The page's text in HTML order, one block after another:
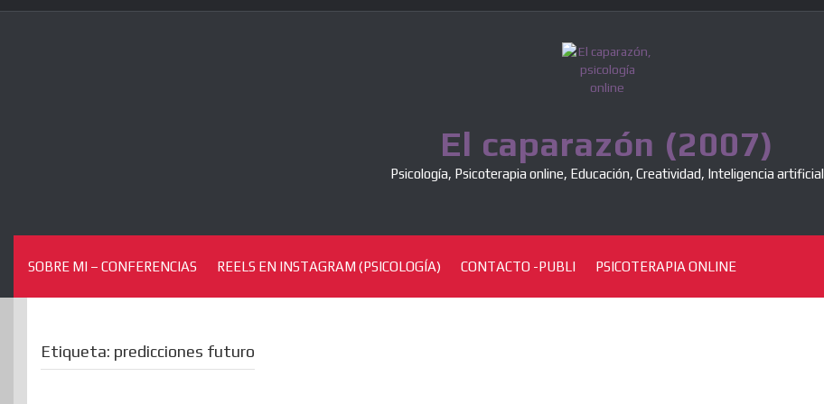
Skip
El caparazón (2007)
Psicología, Psicoterapia online, Educación, Creatividad, Inteligencia artificial
SOBRE MI – CONFERENCIAS REELS EN INSTAGRAM (PSICOLOGÍA) CONTACTO -PUBLI PSICOTERAPIA ONLINE
Etiqueta: predicciones futuro